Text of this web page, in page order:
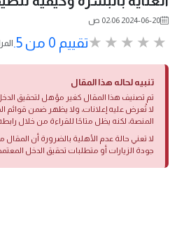
2024-06-20 02:06 ص
تقييم 0 من 5. 0
تنبيه لحاله هذا المقال
تم تصنيف هذا المقال كغير مؤهل لتحقيق
لا تُعرض عليه إعلانات، ولا يظهر ضمن قوائم
المنصة، لكنه يظل متاحًا للقراءة من خلال رابطه
لا تعني حالة عدم الأهلية بالضرورة أن المقال
جودة الزيارات أو متطلبات تحقيق الدخل